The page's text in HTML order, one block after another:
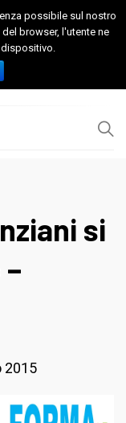
nella Capitanata
si
2015
possibile sul nostro
browser, l'utente ne